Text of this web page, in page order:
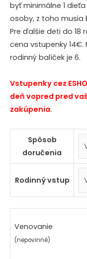
byť minimálne 1
osoby, z toho musia
Pre ďalšie deti do
cena vstupenky
rodinný balíček je 6.
Vstupenky cez
deň vopred pred
zakúpenia.
Spôsob
doručenia
Rodinný vstup
Venovanie
(nepovinné)